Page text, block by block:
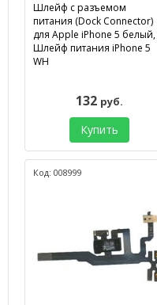
Шлейф с разъемом
питания (Dock Connector)
для Apple iPhone 5 белый,
Шлейф питания iPhone 5
WH
132 руб.
Купить
Код: 008999